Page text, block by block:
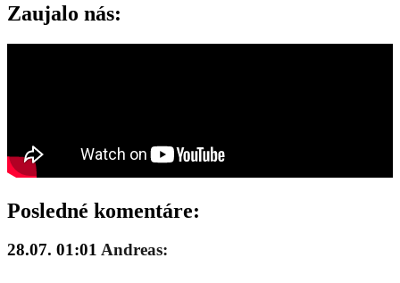
Zaujalo nás:
Posledné komentáre:
28.07. 01:01 Andreas: